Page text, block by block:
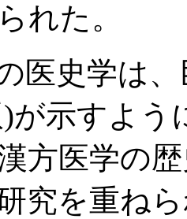
れた。
医史学は、
が示すよう
方医学の
究を重ね